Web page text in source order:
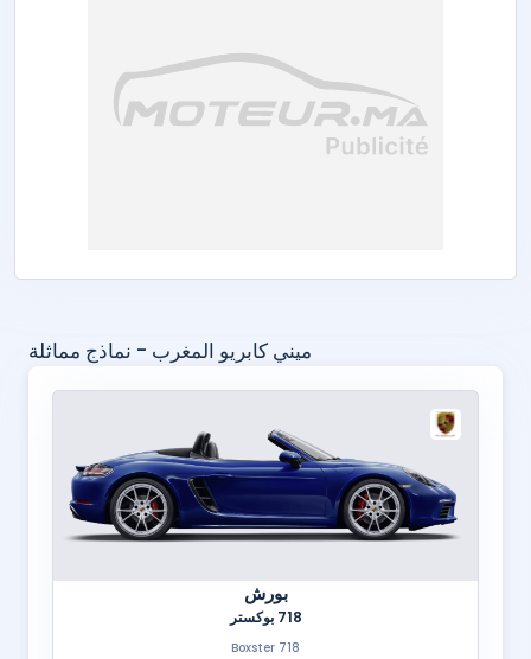
ميني كابريو المغرب - نماذج مماثلة
بورش
718 بوكستر
718 Boxster